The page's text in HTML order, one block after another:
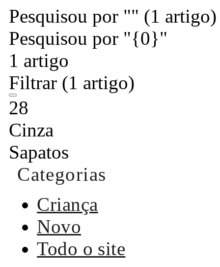
Pesquisou por "" (1 artigo)
Pesquisou por "{0}"
1 artigo
Filtrar (1 artigo)
28
Cinza
Sapatos
Categorias
Criança
Novo
Todo o site